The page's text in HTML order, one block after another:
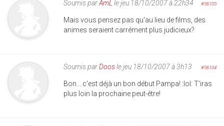
Soumis parAmLle jeu 18/10/2007 à 22h34 #56105
Mais vous pensez pas qu'au lieu de films, des
animes seraient carrément plus judicieux?
Soumis parDoosle jeu 18/10/2007 à 3h13 #56104
Bon... c'est déjà un bon début Pampa! :lol: T'iras
plus loin la prochaine peut-être!